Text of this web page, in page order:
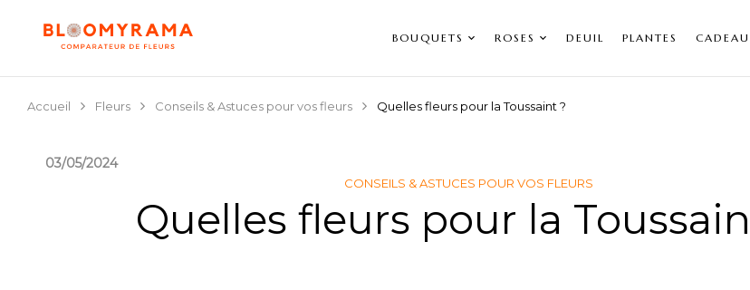
BOUQUETS ROSES DEUIL PLANTES
Accueil Fleurs Conseils & Astuces pour vos fleurs Quelles fleurs pour la Toussaint ?
03/05/2024
CONSEILS & ASTUCES POUR VOS FLEURS
Quelles fleurs pour la